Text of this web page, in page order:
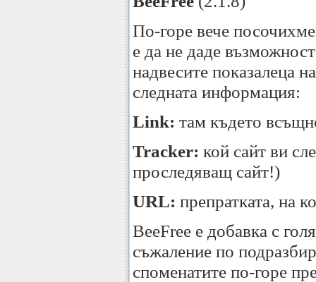
По-горе вече
е да не даде
надвесите показалеца
следната информация:
Link: там където
Tracker: кой сайт ви
проследяващ сайт!)
URL: препратката, на
BeeFree е добавка с
съжаление по
споменатите по-горе